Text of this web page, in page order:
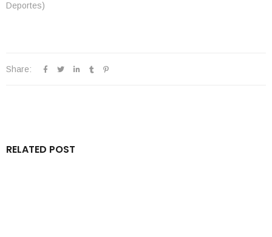
Deportes)
Share:
RELATED POST